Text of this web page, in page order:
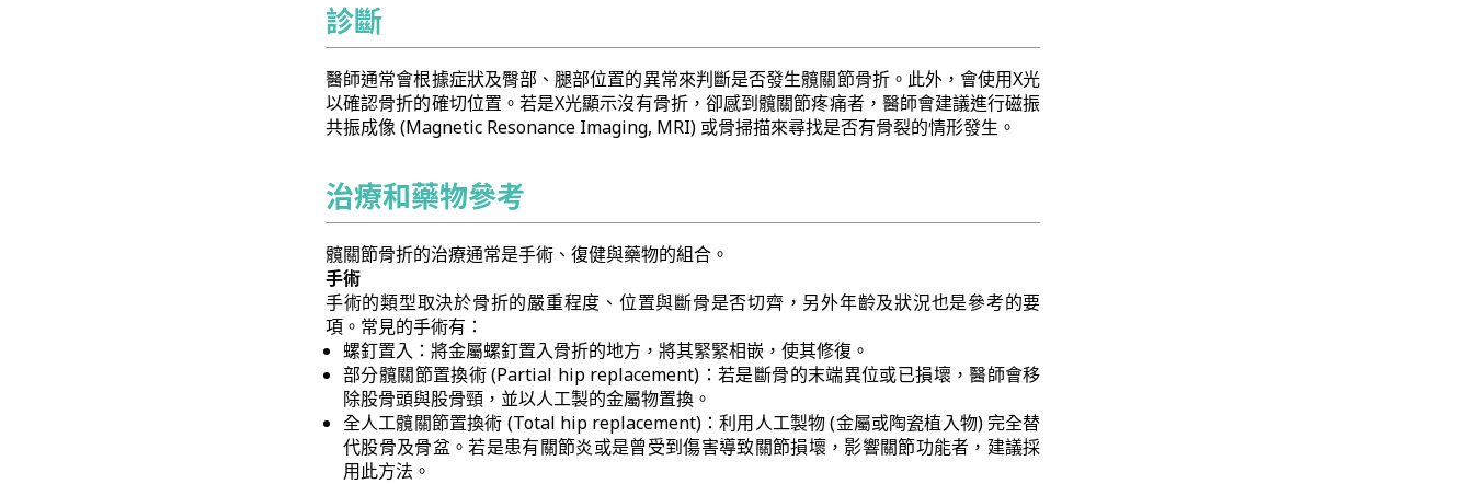
診斷
醫師通常會根據症狀及臀部、腿部位置的異常來判斷是否發生髖關節骨折。此外，會使用X光
以確認骨折的確切位置。若是X光顯示沒有骨折，卻感到髖關節疼痛者，醫師會建議進行磁振
共振成像 (Magnetic Resonance Imaging, MRI) 或骨掃描來尋找是否有骨裂的情形發生。
治療和藥物參考
髖關節骨折的治療通常是手術、復健與藥物的組合。
手術
手術的類型取決於骨折的嚴重程度、位置與斷骨是否切齊，另外年齡及狀況也是參考的要
項。常見的手術有：
螺釘置入：將金屬螺釘置入骨折的地方，將其緊緊相嵌，使其修復。
部分髖關節置換術 (Partial hip replacement)：若是斷骨的末端異位或已損壞，醫師會移
除股骨頭與股骨頸，並以人工製的金屬物置換。
全人工髖關節置換術 (Total hip replacement)：利用人工製物 (金屬或陶瓷植入物) 完全替
代股骨及骨盆。若是患有關節炎或是曾受到傷害導致關節損壞，影響關節功能者，建議採
用此方法。